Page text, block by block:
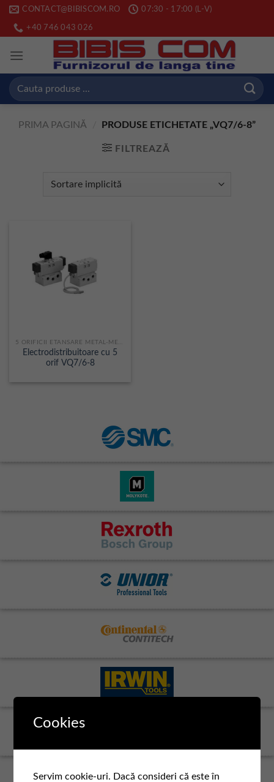
Skip
content
CONTACT@BIBISCOM.RO 07:30 - 17:00 (L-V)
+40 746 043 026
Caută
PRIMA PAGINĂ PRODUSE ETICHETATE „VQ7/6-8”
FILTREAZĂ
Electrodistribuitoare cu 5
orif VQ7/6-8
Cookies
Servim cookie-uri. Dacă consideri că este în